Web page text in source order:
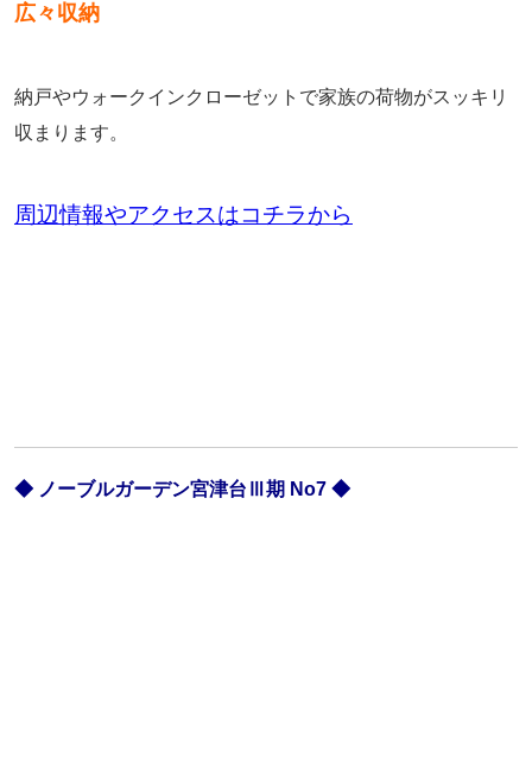
広々収納
納戸やウォークインクローゼットで家族の荷物がスッキリ
収まります。
周辺情報やアクセスはコチラから
◆ ノーブルガーデン宮津台Ⅲ期 No7 ◆